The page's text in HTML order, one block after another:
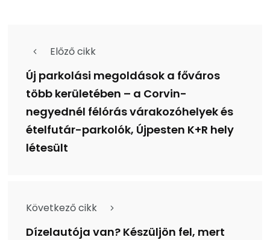
Előző cikk
Új parkolási megoldások a főváros
több kerületében – a Corvin-
negyednél félórás várakozóhelyek és
ételfutár-parkolók, Újpesten K+R hely
létesült
Következő cikk
Dízelautója van? Készüljön fel, mert